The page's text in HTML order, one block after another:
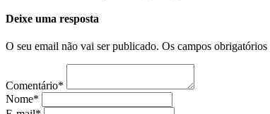
Deixe uma resposta
O seu email não vai ser publicado. Os campos
Comentário*
Nome*